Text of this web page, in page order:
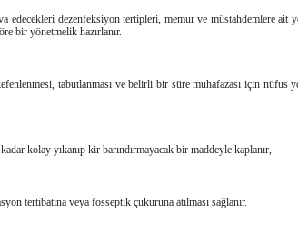
dezenfeksiyon tertipleri, memur ve müstahdemlere ait
bir yönetmelik hazırlanır.
tabutlanması ve belirli bir süre muhafazası için nüfus
kolay yıkanıp kir barındırmayacak bir maddeyle kaplanır,
tertibatına veya fosseptik çukuruna atılması sağlanır.